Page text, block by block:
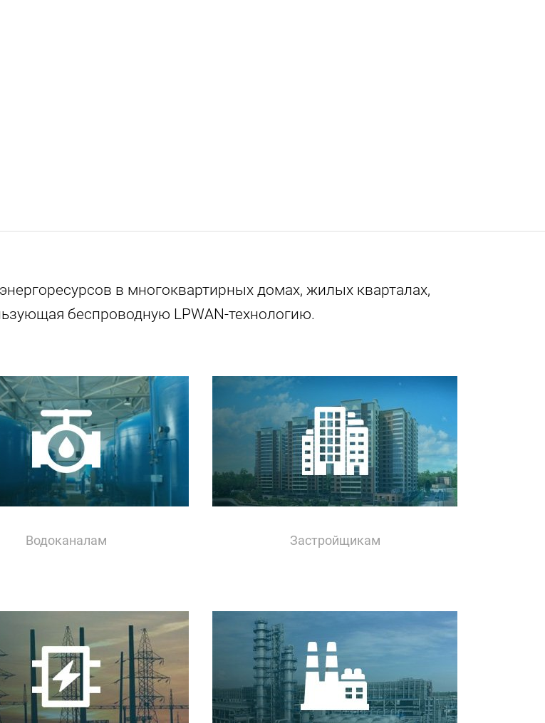
в многоквартирных домах, жилых кварталах,
беспроводную LPWAN-технологию.
Водоканалам Застройщикам